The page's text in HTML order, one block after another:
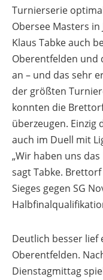
Turnierserie
Obersee Masters
Klaus Tabke auch
Oberentfelden und
an – und das sehr
der größten
konnten die
überzeugen. Einzig
auch im Duell mit
„Wir haben uns
sagt Tabke.
Sieges gegen SG
Deutlich besser lief
Oberentfelden.
Dienstagmittag